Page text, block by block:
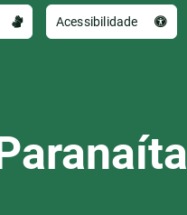
Acessibilidade